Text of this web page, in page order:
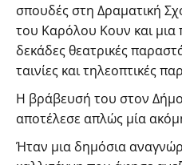
σπουδές στη Δραματική
του Καρόλου Κουν και μια
δεκάδες θεατρικές
ταινίες και τηλεοπτικές
Η βράβευσή του στον
αποτέλεσε απλώς μία
Ήταν μια δημόσια